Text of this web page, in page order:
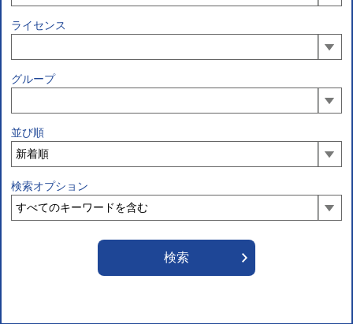
ライセンス
グループ
並び順
検索オプション